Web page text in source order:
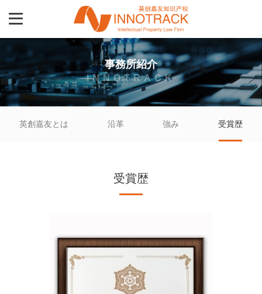
事務所紹介
INNOTRACK
英創嘉友とは 沿革 強み 受賞歴
受賞歴